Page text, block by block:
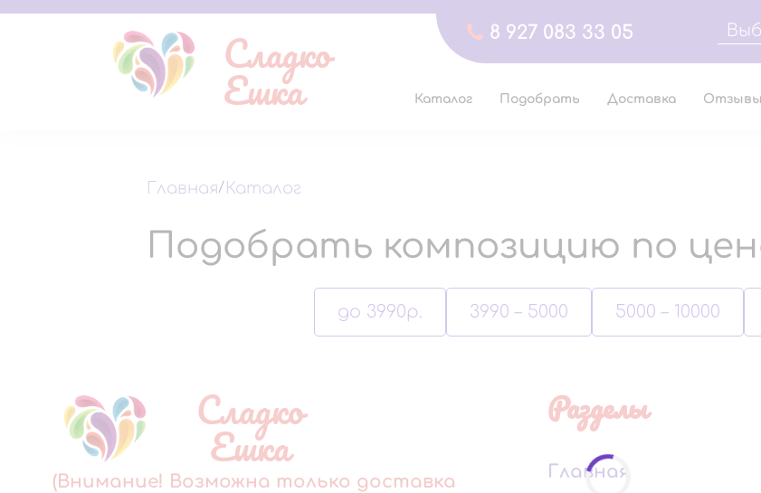
8 927 083 33 05
Сладко
Ешка Каталог Подобрать Доставка Отзывы
Главная/ Каталог
Подобрать композицию по
до 3990р. 3990 – 5000 5000 – 10000
Сладко
Ешка
(Внимание! Возможна только доставка
Разделы
Главная